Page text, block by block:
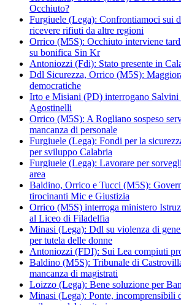
Occhiuto?
Furgiuele (Lega): Confrontiamoci sui
ricevere rifiuti da altre regioni
Orrico (M5S): Occhiuto interviene
su bonifica Sin Kr
Antoniozzi (Fdi): Stato presente in
Ddl Sicurezza, Orrico (M5S):
democratiche
Irto e Misiani (PD) interrogano Salvini
Agostinelli
Orrico (M5S): A Rogliano sospeso
mancanza di personale
Furgiuele (Lega): Fondi per la
per sviluppo Calabria
Furgiuele (Lega): Lavorare per
area
Baldino, Orrico e Tucci (M5S):
tirocinanti Mic e Giustizia
Orrico (M5S) interroga ministero
al Liceo di Filadelfia
Minasi (Lega): Ddl su violenza di
per tutela delle donne
Antoniozzi (FDI): Sui Lea compiuti
Baldino (M5S): Tribunale di
mancanza di magistrati
Loizzo (Lega): Bene soluzione per
Minasi (Lega): Ponte, incomprensibili